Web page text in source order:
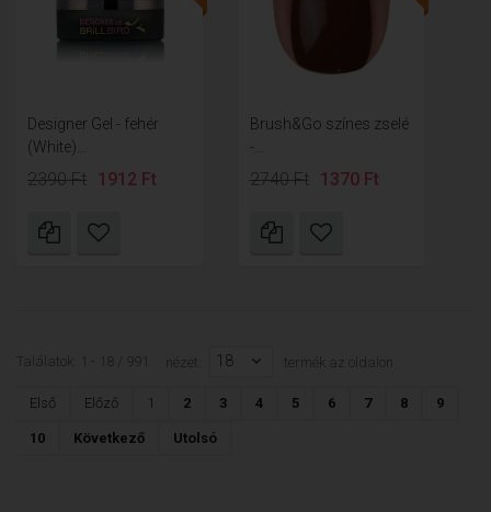
Designer Gel - fehér
(White)...
2390 Ft 1912 Ft
Brush&Go színes zselé
-...
2740 Ft 1370 Ft
Találatok: 1 - 18 / 991 nézet: 18 termék az oldalon
Első Előző 1 2 3 4 5 6 7 8 9
10 Következő Utolsó